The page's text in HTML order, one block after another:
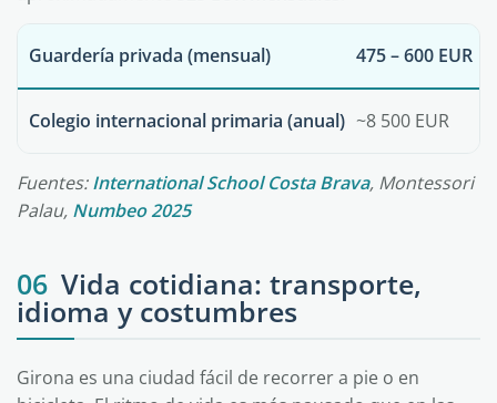
Guardería privada (mensual) 475 – 600 EUR
Colegio internacional primaria (anual) ~8 500 EUR
Fuentes:International School Costa Brava, Montessori
Palau, Numbeo 2025
06 Vida cotidiana: transporte,
idioma y costumbres
Girona es una ciudad fácil de recorrer a pie o en